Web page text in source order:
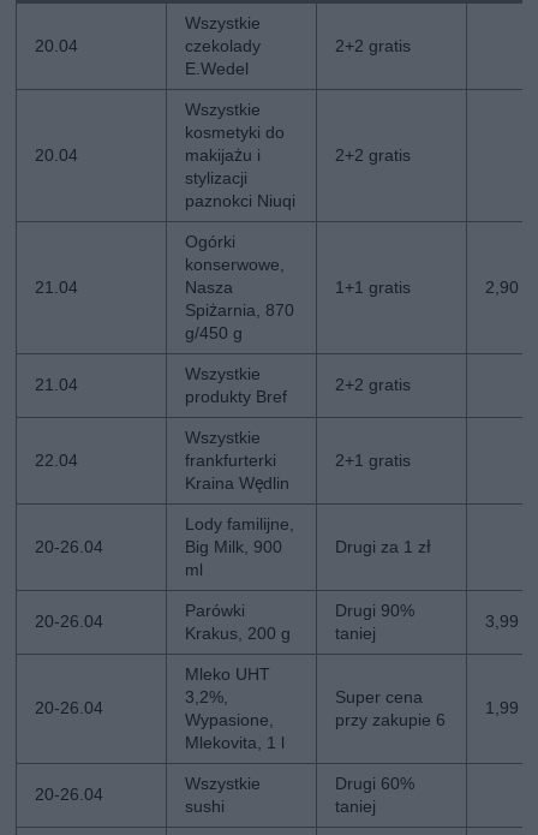
20.04
Wszystkie
czekolady
E.Wedel
2+2 gratis
20.04
Wszystkie
kosmetyki do
makijażu i
stylizacji
paznokci Niuqi
2+2 gratis
21.04
Ogórki
konserwowe,
Nasza
Spiżarnia, 870
g/450 g
1+1 gratis 2,90
21.04
Wszystkie
produkty Bref
2+2 gratis
22.04
Wszystkie
frankfurterki
Kraina Wędlin
2+1 gratis
20-26.04
Lody familijne,
Big Milk, 900
ml
Drugi za 1 zł
20-26.04
Parówki
Krakus, 200 g
Drugi 90%
taniej
3,99
20-26.04
Mleko UHT
3,2%,
Wypasione,
Mlekovita, 1 l
Super cena
przy zakupie 6
1,99
20-26.04
Wszystkie
sushi
Drugi 60%
taniej